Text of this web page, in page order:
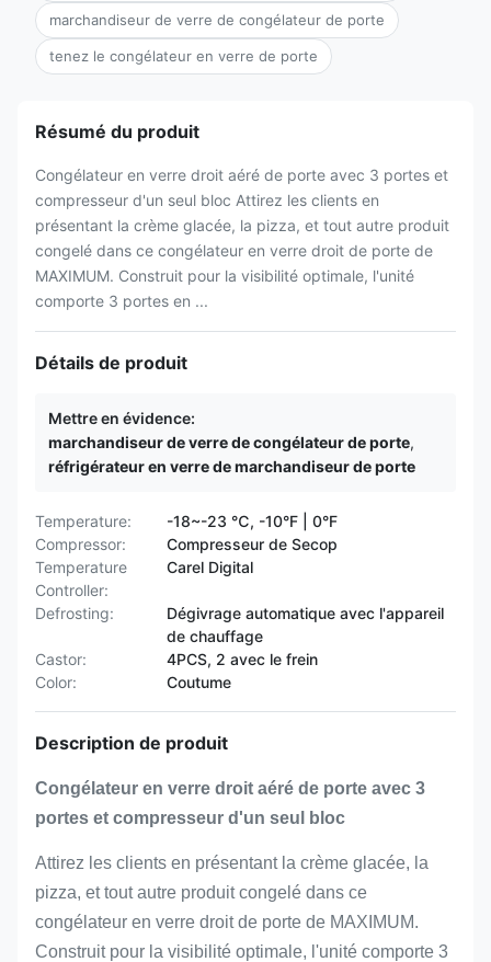
marchandiseur de verre de congélateur de porte
tenez le congélateur en verre de porte
Résumé du produit
Congélateur en verre droit aéré de porte avec 3 portes et
compresseur d'un seul bloc Attirez les clients en
présentant la crème glacée, la pizza, et tout autre produit
congelé dans ce congélateur en verre droit de porte de
MAXIMUM. Construit pour la visibilité optimale, l'unité
comporte 3 portes en ...
Détails de produit
Mettre en évidence:
marchandiseur de verre de congélateur de porte,
réfrigérateur en verre de marchandiseur de porte
Temperature:
-18~-23 ℃, -10°F | 0°F
Compressor:
Compresseur de Secop
Temperature
Controller:
Carel Digital
Defrosting:
Dégivrage automatique avec l'appareil
de chauffage
Castor:
4PCS, 2 avec le frein
Color:
Coutume
Description de produit
Congélateur en verre droit aéré de porte avec 3
portes et compresseur d'un seul bloc
Attirez les clients en présentant la crème glacée, la
pizza, et tout autre produit congelé dans ce
congélateur en verre droit de porte de MAXIMUM.
Construit pour la visibilité optimale, l'unité comporte 3